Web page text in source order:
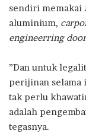
sendiri memakai
aluminium,
engineerring door
”Dan untuk
perijinan selama
tak perlu
adalah
tegasnya.